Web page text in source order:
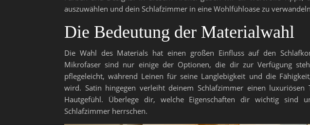
auszuwählen und dein Schlafzimmer in eine Wohlfühloase zu
Die Bedeutung der Materialwahl
Die Wahl des Materials hat einen großen Einfluss auf den
Mikrofaser sind nur einige der Optionen, die dir zur Verfügung
pflegeleicht, während Leinen für seine Langlebigkeit und die
wird. Satin hingegen verleiht deinem Schlafzimmer einen
Hautgefühl. Überlege dir, welche Eigenschaften dir wichtig sind
Schlafzimmer herrschen.